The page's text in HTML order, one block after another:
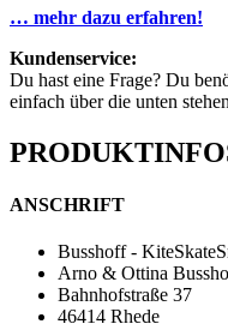
… mehr dazu erfahren!
Kundenservice:
Du hast eine Frage? Du
einfach über die unten
ANSCHRIFT
Busshoff -
Arno & Ottina
Bahnhofstraße 37
46414 Rhede